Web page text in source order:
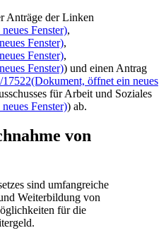
Anträge der Linken
Fenster),
Fenster),
Fenster),
Fenster)) und einen Antrag
17522(Dokument, öffnet ein neues
für Arbeit und Soziales
Fenster)) ab.
von
sind umfangreiche
Weiterbildung von
für die